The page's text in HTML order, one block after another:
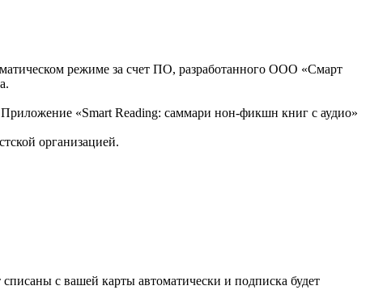
режиме за счет ПО, разработанного ООО «Смарт
«Smart Reading: саммари нон-фикшн книг с аудио»
организацией.
с вашей карты автоматически и подписка будет